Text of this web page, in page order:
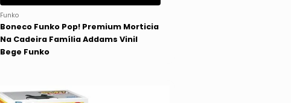
Funko
Boneco Funko Pop! Premium Morticia
Na Cadeira Família Addams Vinil
Bege Funko